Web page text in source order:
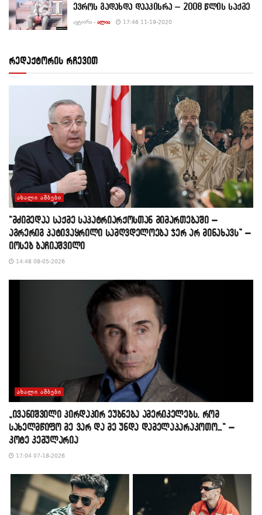
ევროს გადახდა დააკისრა – 2008 წლის საქმე
ᲐᲕᲢᲝᲠᲘ - ᲐᲚᲘᲐ 17:46 11-19-2020
რედაქტორის რჩევით
ᲐᲮᲐᲚᲘ ᲐᲛᲑᲔᲑᲘ
“მძიმედაა საქმე საპატრიარქოსთან მიმართებაში –
აგრერიგ პატივაყრილი სამღვდელოება ჯერ არ მინახავს” –
იოსებ ბაჩიაშვილი
14:48 08-05-2026
ᲐᲮᲐᲚᲘ ᲐᲛᲑᲔᲑᲘ
„ივანიშვილი პირდაპირ ეუბნება ამერიკელებს, რომ
სახელმწიფო მე ვარ და მე უნდა დამელაპარაკოთო…“ –
კოტე კემულარია
17:04 07-18-2026